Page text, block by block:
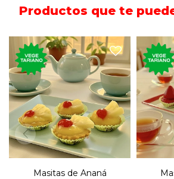
Productos que te
250 gramos de masitas de
ananá con crema pastelera.
Masitas de Ananá
250
frutilla